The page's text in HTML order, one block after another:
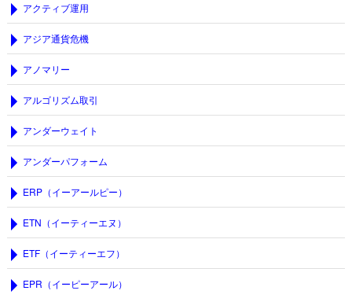
アクティブ運用
アジア通貨危機
アノマリー
アルゴリズム取引
アンダーウェイト
アンダーパフォーム
ERP（イーアールピー）
ETN（イーティーエヌ）
ETF（イーティーエフ）
EPR（イーピーアール）